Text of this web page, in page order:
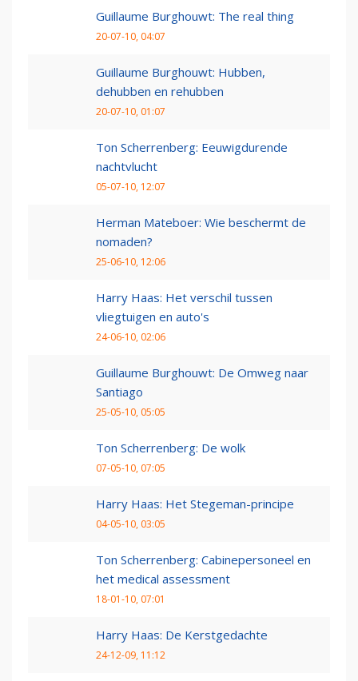
Guillaume Burghouwt: The real thing
20-07-10, 04:07
Guillaume Burghouwt: Hubben,
dehubben en rehubben
20-07-10, 01:07
Ton Scherrenberg: Eeuwigdurende
nachtvlucht
05-07-10, 12:07
Herman Mateboer: Wie beschermt de
nomaden?
25-06-10, 12:06
Harry Haas: Het verschil tussen
vliegtuigen en auto's
24-06-10, 02:06
Guillaume Burghouwt: De Omweg naar
Santiago
25-05-10, 05:05
Ton Scherrenberg: De wolk
07-05-10, 07:05
Harry Haas: Het Stegeman-principe
04-05-10, 03:05
Ton Scherrenberg: Cabinepersoneel en
het medical assessment
18-01-10, 07:01
Harry Haas: De Kerstgedachte
24-12-09, 11:12